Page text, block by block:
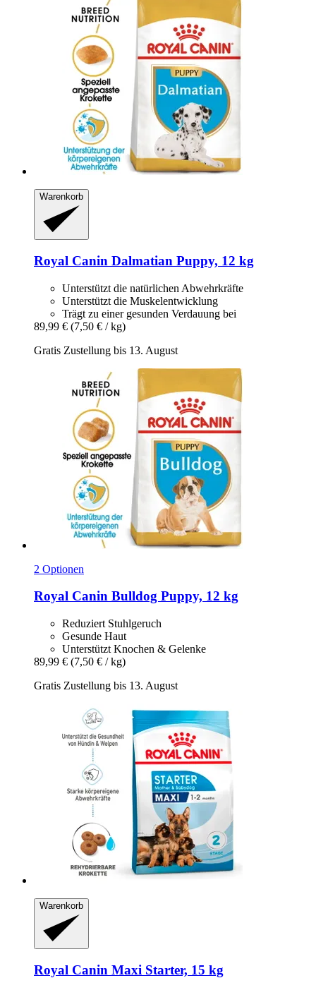
Warenkorb
Royal Canin Dalmatian Puppy, 12 kg
Unterstützt die natürlichen Abwehrkräfte
Unterstützt die Muskelentwicklung
Trägt zu einer gesunden Verdauung bei
89,99 € (7,50 € / kg)
Gratis Zustellung bis 13. August
2 Optionen
Royal Canin Bulldog Puppy, 12 kg
Reduziert Stuhlgeruch
Gesunde Haut
Unterstützt Knochen & Gelenke
89,99 € (7,50 € / kg)
Gratis Zustellung bis 13. August
Warenkorb
Royal Canin Maxi Starter, 15 kg